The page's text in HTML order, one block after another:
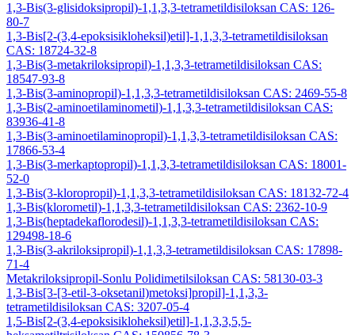
1,3-Bis(3-glisidoksipropil)-1,1,3,3-tetrametildisiloksan CAS: 126-
80-7
1,3-Bis[2-(3,4-epoksisikloheksil)etil]-1,1,3,3-tetrametildisiloksan
CAS: 18724-32-8
1,3-Bis(3-metakriloksipropil)-1,1,3,3-tetrametildisiloksan CAS:
18547-93-8
1,3-Bis(3-aminopropil)-1,1,3,3-tetrametildisiloksan CAS: 2469-55-8
1,3-Bis(2-aminoetilaminometil)-1,1,3,3-tetrametildisiloksan CAS:
83936-41-8
1,3-Bis(3-aminoetilaminopropil)-1,1,3,3-tetrametildisiloksan CAS:
17866-53-4
1,3-Bis(3-merkaptopropil)-1,1,3,3-tetrametildisiloksan CAS: 18001-
52-0
1,3-Bis(3-kloropropil)-1,1,3,3-tetrametildisiloksan CAS: 18132-72-4
1,3-Bis(klorometil)-1,1,3,3-tetrametildisiloksan CAS: 2362-10-9
1,3-Bis(heptadekaflorodesil)-1,1,3,3-tetrametildisiloksan CAS:
129498-18-6
1,3-Bis(3-akriloksipropil)-1,1,3,3-tetrametildisiloksan CAS: 17898-
71-4
Metakriloksipropil-Sonlu Polidimetilsiloksan CAS: 58130-03-3
1,3-Bis[3-[3-etil-3-oksetanil)metoksi]propil]-1,1,3,3-
tetrametildisiloksan CAS: 3207-05-4
1,5-Bis[2-(3,4-epoksisikloheksil)etil]-1,1,3,3,5,5-